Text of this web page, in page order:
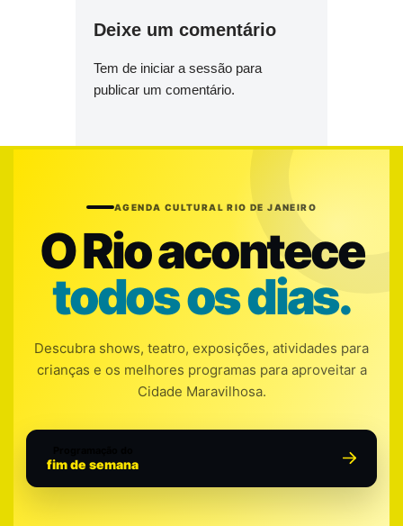
Deixe um comentário
Tem de iniciar a sessão para
publicar um comentário.
AGENDA CULTURAL RIO DE JANEIRO
O Rio acontece
todos os dias.
Descubra shows, teatro, exposições, atividades para
crianças e os melhores programas para aproveitar a
Cidade Maravilhosa.
fim de semana